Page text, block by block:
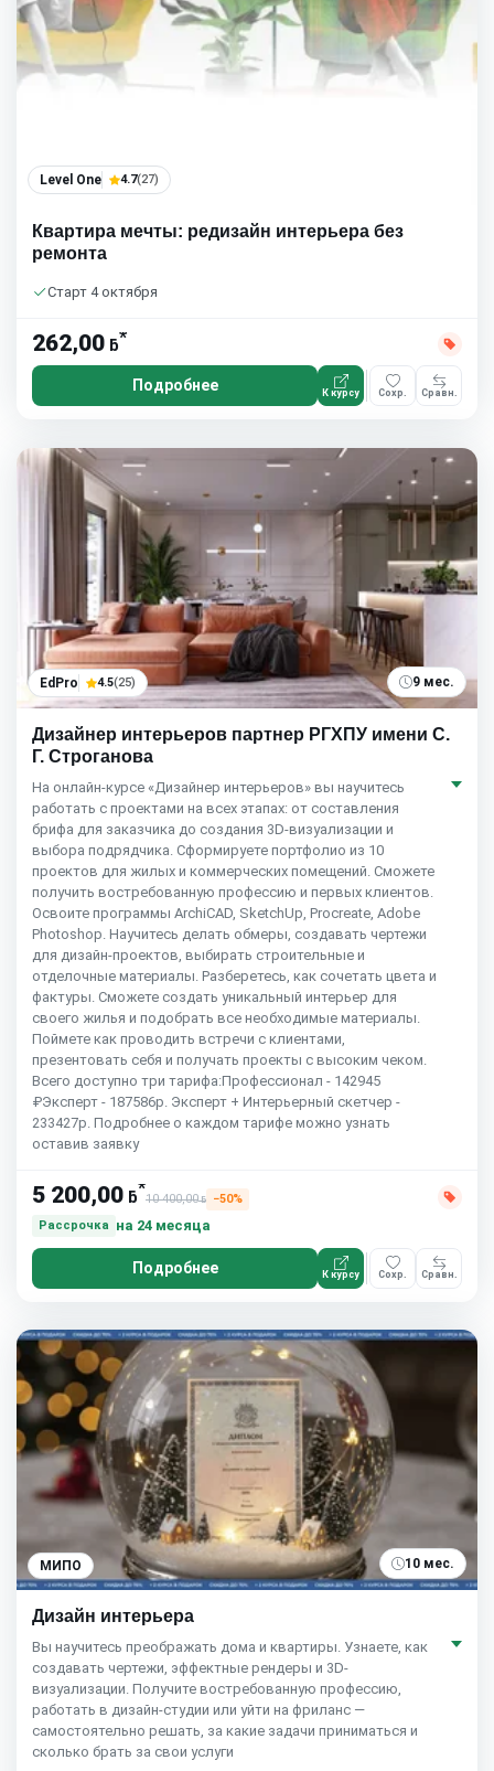
Level One 4.7(27)
Квартира мечты: редизайн интерьера без
ремонта
Старт 4 октября
262,00 ƃ*
Подробнее К курсу Сохр. Сравн.
EdPro 4.5(25) 9 мес.
Дизайнер интерьеров партнер РГХПУ имени С.
Г. Строганова
На онлайн-курсе «Дизайнер интерьеров» вы научитесь
работать с проектами на всех этапах: от составления
брифа для заказчика до создания 3D-визуализации и
выбора подрядчика. Сформируете портфолио из 10
проектов для жилых и коммерческих помещений. Сможете
получить востребованную профессию и первых клиентов.
Освоите программы ArchiCAD, SketchUp, Procreate, Adobe
Photoshop. Научитесь делать обмеры, создавать чертежи
для дизайн-проектов, выбирать строительные и
отделочные материалы. Разберетесь, как сочетать цвета и
фактуры. Сможете создать уникальный интерьер для
своего жилья и подобрать все необходимые материалы.
Поймете как проводить встречи с клиентами,
презентовать себя и получать проекты с высоким чеком.
Всего доступно три тарифа:Профессионал - 142945
₽Эксперт - 187586р. Эксперт + Интерьерный скетчер -
233427р. Подробнее о каждом тарифе можно узнать
оставив заявку
5 200,00 ƃ*
10 400,00ƃ
−50%
Рассрочка
на 24 месяца
Подробнее К курсу Сохр. Сравн.
МИПО 10 мес.
Дизайн интерьера
Вы научитесь преображать дома и квартиры. Узнаете, как
создавать чертежи, эффектные рендеры и 3D-
визуализации. Получите востребованную профессию,
работать в дизайн-студии или уйти на фриланс —
самостоятельно решать, за какие задачи приниматься и
сколько брать за свои услуги